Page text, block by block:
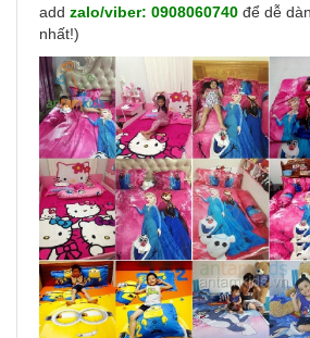
add zalo/viber: 0908060740 để dễ
nhất!)